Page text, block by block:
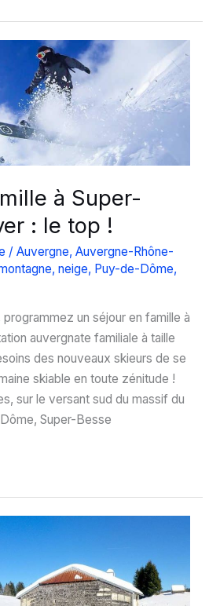
à Super-
: le top !
/ Auvergne, Auvergne-Rhône-
, neige, Puy-de-Dôme,
un séjour en famille à
auvergnate familiale à taille
des nouveaux skieurs de se
skiable en toute zénitude !
sur le versant sud du massif du
Super-Besse